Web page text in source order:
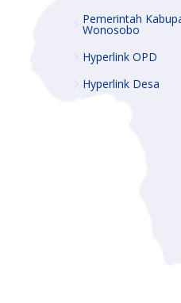
Pemerintah
Wonosobo
Hyperlink OPD
Hyperlink Desa